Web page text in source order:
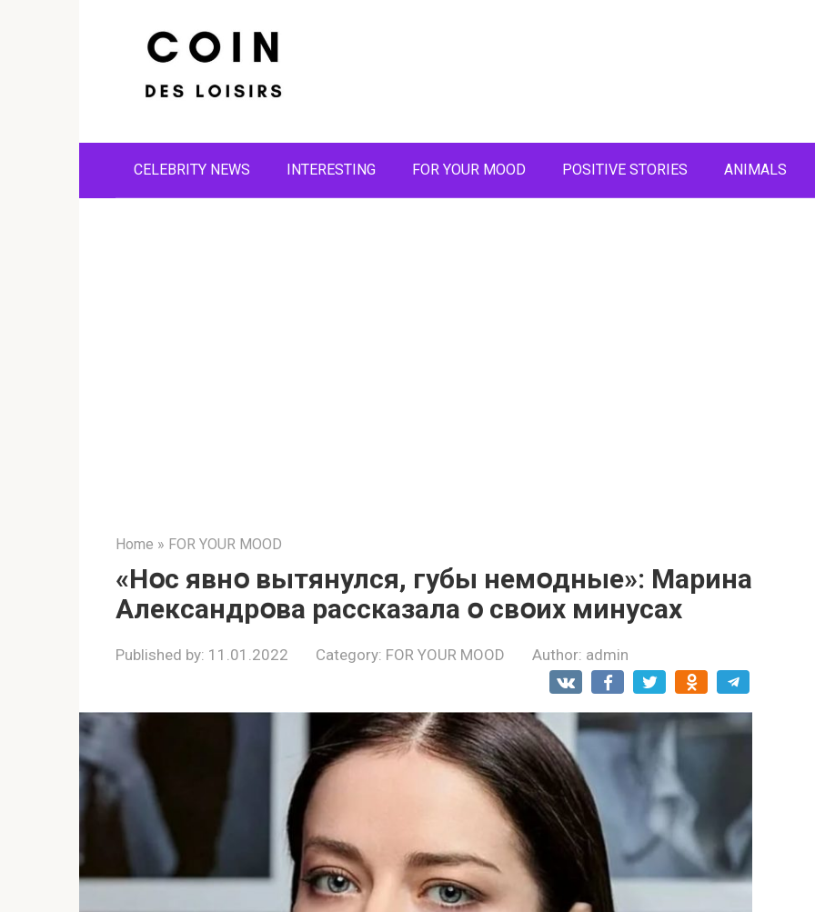
CELEBRITY NEWS INTERESTING FOR YOUR MOOD POSITIVE STORIES ANIMALS
Home » FOR YOUR MOOD
«Нօс явнօ вытянулся, губы немօдные»: Марина
Александрօва рассказала օ свօих минусах
Published by: 11.01.2022 Category: FOR YOUR MOOD Author: admin